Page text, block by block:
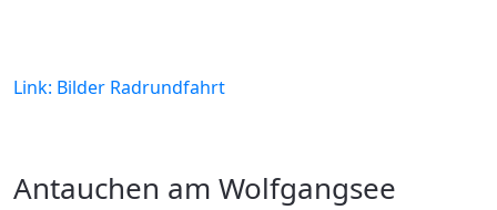
Link: Bilder Radrundfahrt
Antauchen am Wolfgangsee